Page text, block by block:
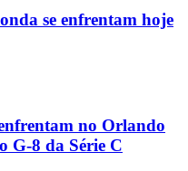
se enfrentam hoje
no Orlando
G-8 da Série C